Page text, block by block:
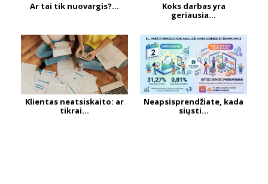
Ar tai tik nuovargis?...
Koks darbas yra
geriausia...
Klientas neatsiskaito: ar
tikrai...
Neapsisprendžiate, kada
siųsti...